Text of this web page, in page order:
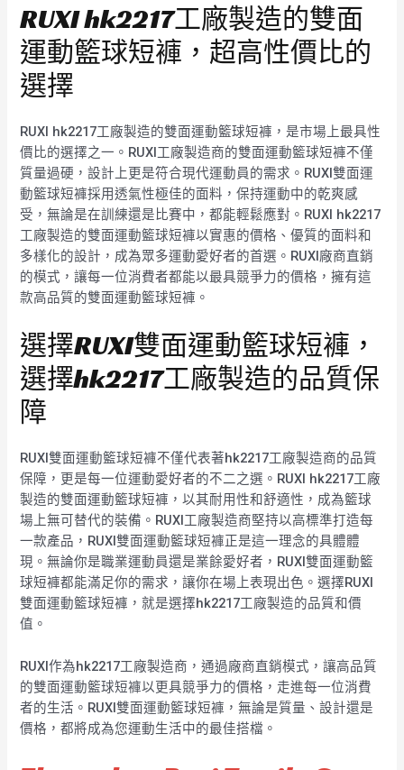
RUXI hk2217工廠製造的雙面
運動籃球短褲，超高性價比的
選擇
RUXI hk2217工廠製造的雙面運動籃球短褲，是市場上最具性
價比的選擇之一。RUXI工廠製造商的雙面運動籃球短褲不僅
質量過硬，設計上更是符合現代運動員的需求。RUXI雙面運
動籃球短褲採用透氣性極佳的面料，保持運動中的乾爽感
受，無論是在訓練還是比賽中，都能輕鬆應對。RUXI hk2217
工廠製造的雙面運動籃球短褲以實惠的價格、優質的面料和
多樣化的設計，成為眾多運動愛好者的首選。RUXI廠商直銷
的模式，讓每一位消費者都能以最具競爭力的價格，擁有這
款高品質的雙面運動籃球短褲。
選擇RUXI雙面運動籃球短褲，
選擇hk2217工廠製造的品質保
障
RUXI雙面運動籃球短褲不僅代表著hk2217工廠製造商的品質
保障，更是每一位運動愛好者的不二之選。RUXI hk2217工廠
製造的雙面運動籃球短褲，以其耐用性和舒適性，成為籃球
場上無可替代的裝備。RUXI工廠製造商堅持以高標準打造每
一款產品，RUXI雙面運動籃球短褲正是這一理念的具體體
現。無論你是職業運動員還是業餘愛好者，RUXI雙面運動籃
球短褲都能滿足你的需求，讓你在場上表現出色。選擇RUXI
雙面運動籃球短褲，就是選擇hk2217工廠製造的品質和價
值。
RUXI作為hk2217工廠製造商，通過廠商直銷模式，讓高品質
的雙面運動籃球短褲以更具競爭力的價格，走進每一位消費
者的生活。RUXI雙面運動籃球短褲，無論是質量、設計還是
價格，都將成為您運動生活中的最佳搭檔。